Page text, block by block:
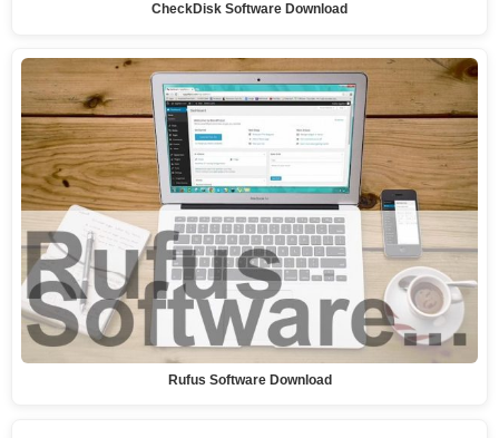
CheckDisk Software Download
Rufus Software Download